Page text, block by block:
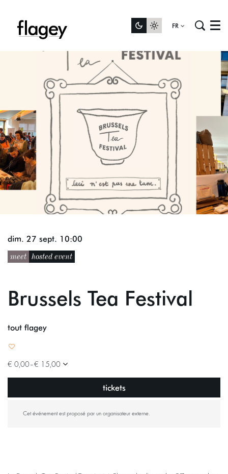
FR Menu
meet hosted event
Brussels Tea Festival
dim. 27 sept. 10:00
tout flagey
€ 0,00–€ 15,00
tickets
Cet événement est proposé par un organisateur externe.